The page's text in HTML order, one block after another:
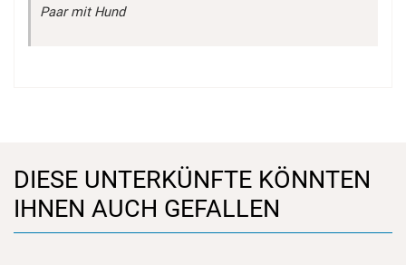
Paar mit Hund
DIESE UNTERKÜNFTE KÖNNTEN
IHNEN AUCH GEFALLEN